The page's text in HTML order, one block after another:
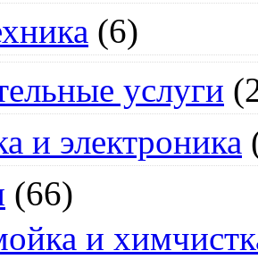
(6)
услуги
и электроника
(66)
и